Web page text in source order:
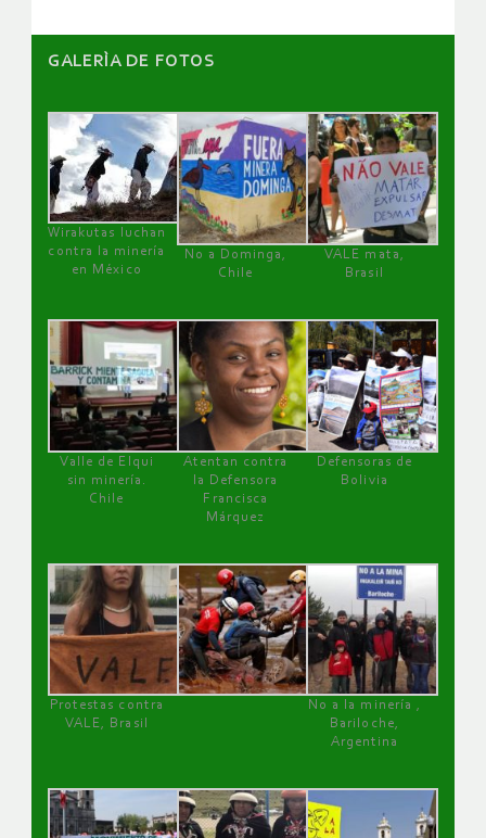
GALERÌA DE FOTOS
Wirakutas luchan
contra la minería
en México
No a Dominga,
Chile
VALE mata,
Brasil
Valle de Elqui
sin minería.
Chile
Atentan contra
la Defensora
Francisca
Márquez
Defensoras de
Bolivia
Protestas contra
VALE, Brasil
No a la minería ,
Bariloche,
Argentina